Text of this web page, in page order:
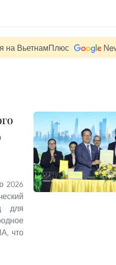
на ВьетнамПлюс
2026
для
что